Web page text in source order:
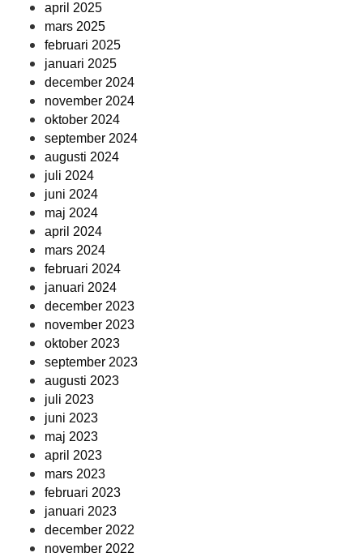
april 2025
mars 2025
februari 2025
januari 2025
december 2024
november 2024
oktober 2024
september 2024
augusti 2024
juli 2024
juni 2024
maj 2024
april 2024
mars 2024
februari 2024
januari 2024
december 2023
november 2023
oktober 2023
september 2023
augusti 2023
juli 2023
juni 2023
maj 2023
april 2023
mars 2023
februari 2023
januari 2023
december 2022
november 2022